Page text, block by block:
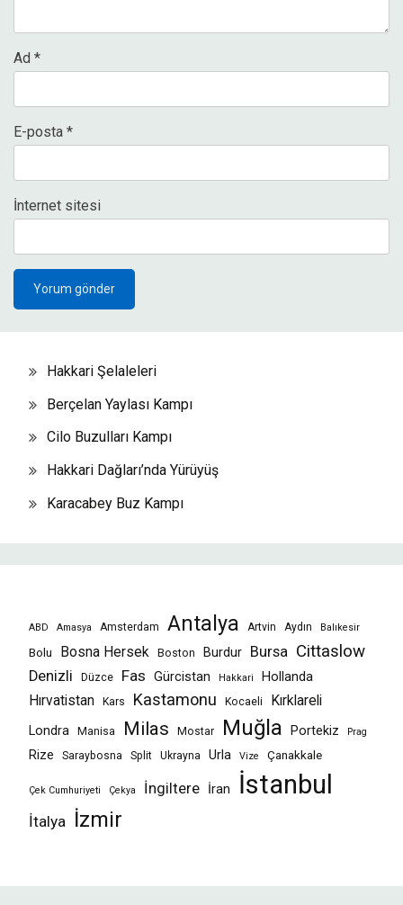
Ad *
E-posta *
İnternet sitesi
Hakkari Şelaleleri
Berçelan Yaylası Kampı
Cilo Buzulları Kampı
Hakkari Dağları’nda Yürüyüş
Karacabey Buz Kampı
ABD Amasya Amsterdam Antalya Artvin Aydın Balıkesir
Bolu Bosna Hersek Boston Burdur Bursa Cittaslow
Denizli Düzce Fas Gürcistan Hakkari
Hollanda
Hırvatistan
Kars Kastamonu Kocaeli
Kırklareli
Londra
Manisa Milas Mostar Muğla Portekiz Prag
Rize Saraybosna Split Ukrayna Urla Vize Çanakkale
Çek Cumhuriyeti Çekya İngiltere İran İstanbul
İtalya İzmir